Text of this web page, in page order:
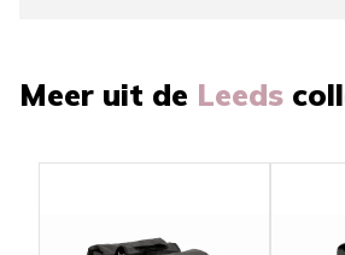
Meer uit de Leeds